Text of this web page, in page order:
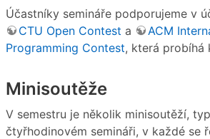
Účastníky semináře podporujeme v
CTU Open Contest a
ACM
Programming Contest, která probíhá
Minisoutěže
V semestru je několik minisoutěží,
čtyřhodinovém semináři, v každé se